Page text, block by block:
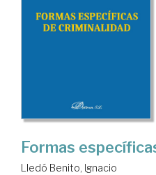
Formas
Lledó Benito, Ignacio